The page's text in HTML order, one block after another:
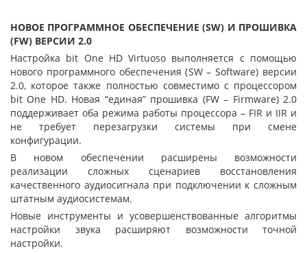
НОВОЕ ПРОГРАММНОЕ ОБЕСПЕЧЕНИЕ (SW) И ПРОШИВКА
(FW) ВЕРСИИ 2.0
Настройка bit One HD Virtuoso выполняется с помощью
нового программного обеспечения (SW – Software) версии
2.0, которое также полностью совместимо c процессором
bit One HD. Новая “единая” прошивка (FW – Firmware) 2.0
поддерживает оба режима работы процессора – FIR и IIR и
не требует перезагрузки системы при смене
конфигурации.
В новом обеспечении расширены возможности
реализации сложных сценариев восстановления
качественного аудиосигнала при подключении к сложным
штатным аудиосистемам.
Новые инструменты и усовершенствованные алгоритмы
настройки звука расширяют возможности точной
настройки.